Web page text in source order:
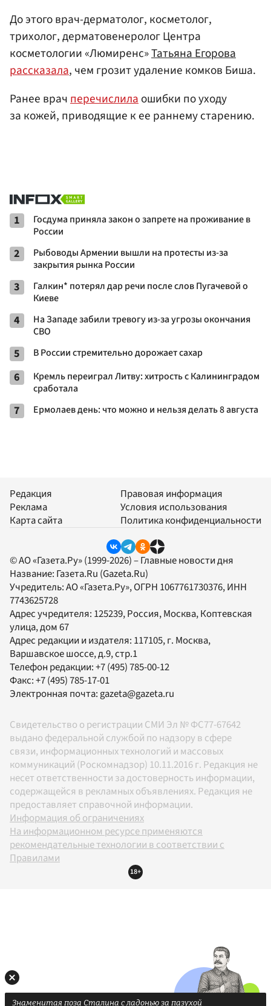
До этого врач-дерматолог, косметолог,
трихолог, дерматовенеролог Центра
косметологии «Люмиренс»Татьяна Егорова
рассказала, чем грозит удаление комков Биша.
Ранее врачперечислилаошибки по уходу
за кожей, приводящие к ее раннему старению.
1
Госдума приняла закон о запрете на проживание в
России
2
Рыбоводы Армении вышли на протесты из-за
закрытия рынка России
3
Галкин* потерял дар речи после слов Пугачевой о
Киеве
4
На Западе забили тревогу из-за угрозы окончания
СВО
5 В России стремительно дорожает сахар
6
Кремль переиграл Литву: хитрость с Калининградом
сработала
7 Ермолаев день: что можно и нельзя делать 8 августа
Редакция
Реклама
Карта сайта
Правовая информация
Условия использования
Политика конфиденциальности
© АО «Газета.Ру» (1999-2026) – Главные новости дня
Название: Газета.Ru (Gazeta.Ru)
Учредитель:АО «Газета.Ру», ОГРН 1067761730376, ИНН
7743625728
Адрес учредителя: 125239, Россия, Москва, Коптевская
улица, дом 67
Адрес редакции и издателя: 117105, г. Москва,
Варшавское шоссе, д.9, стр.1
Телефон редакции:+7 (495) 785-00-12
Факс:+7 (495) 785-17-01
Электронная почта:gazeta@gazeta.ru
Свидетельство о регистрации СМИ Эл № ФС77-67642
выдано федеральной службой по надзору в сфере
связи, информационных технологий и массовых
коммуникаций (Роскомнадзор) 10.11.2016 г. Редакция не
несет ответственности за достоверность информации,
содержащейся в рекламных объявлениях. Редакция не
предоставляет справочной информации.
Информация об ограничениях
На информационном ресурсе применяются
рекомендательные технологии в соответствии с
Правилами
18+
Знаменитая поза Сталина с ладонью за пазухой